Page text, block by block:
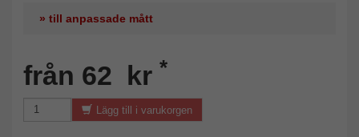
» till anpassade mått
från 62 kr *
Lägg till i varukorgen